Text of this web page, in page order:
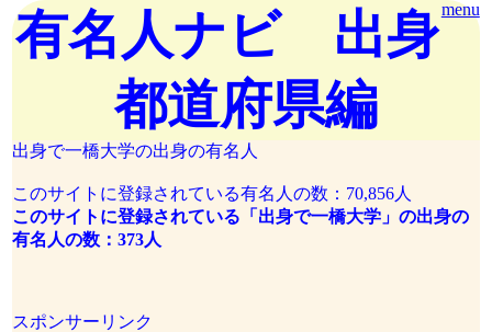
menu
有名人ナビ 出身
都道府県編
出身で一橋大学の出身の有名人
このサイトに登録されている有名人の数：70,856人
このサイトに登録されている「出身で一橋大学」の出身の
有名人の数：373人
スポンサーリンク